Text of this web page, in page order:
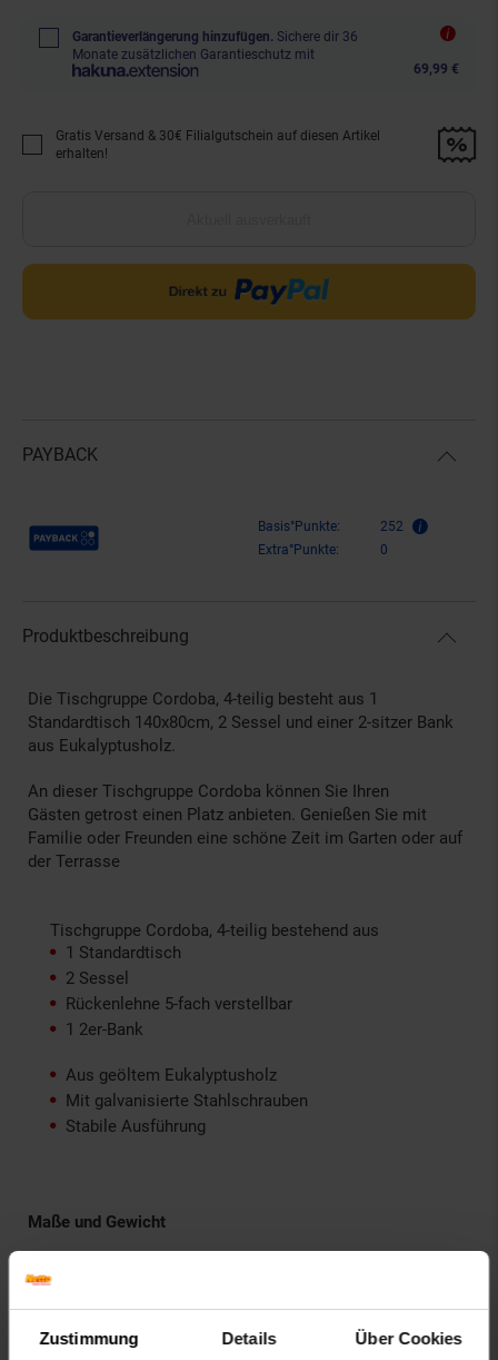
Zustimmung Details Über Cookies
Garantieverlängerung hinzufügen. Sichere dir 36
Monate zusätzlichen Garantieschutz mit
69,99 €
Promotion "Gratis Versand &amp; 30€ Filialgutschein auf diesen Artikel
Gratis Versand & 30€ Filialgutschein auf diesen Artikel
erhalten!
PAYBACK
Payback Punkte Basis°Punkte:
252
Extra°Punkte:
0
Produktbeschreibung
Die Tischgruppe Cordoba, 4-teilig besteht aus 1
Standardtisch 140x80cm, 2 Sessel und einer 2-sitzer Bank
aus Eukalyptusholz.
An dieser Tischgruppe Cordoba können Sie Ihren
Gästen getrost einen Platz anbieten. Genießen Sie mit
Familie oder Freunden eine schöne Zeit im Garten oder auf
der Terrasse
Tischgruppe Cordoba, 4-teilig bestehend aus
1 Standardtisch
2 Sessel
Rückenlehne 5-fach verstellbar
1 2er-Bank
Aus geöltem Eukalyptusholz
Mit galvanisierte Stahlschrauben
Stabile Ausführung
Maße und Gewicht
Sitzhöhe: ca. 45 cm